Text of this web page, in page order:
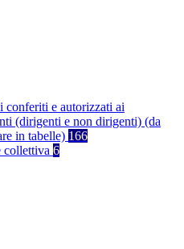
conferiti e autorizzati ai
(dirigenti e non dirigenti) (da
in tabelle) 166
collettiva 6